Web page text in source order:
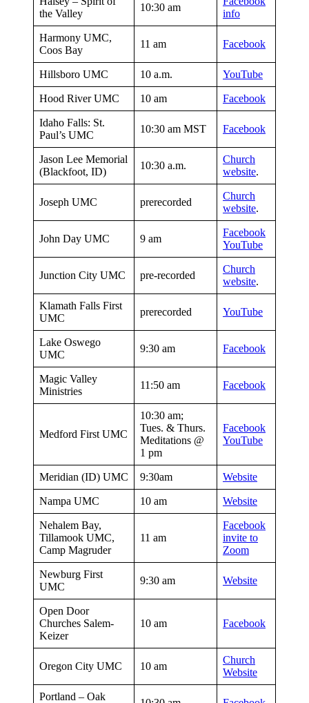
the Valley
10:30 am
info
Harmony UMC,
Coos Bay
11 am Facebook
Hillsboro UMC 10 a.m. YouTube
Hood River UMC 10 am Facebook
Idaho Falls: St.
Paul’s UMC
10:30 am MST Facebook
Jason Lee Memorial
(Blackfoot, ID)
10:30 a.m.
Church
website.
Joseph UMC prerecorded
Church
website.
John Day UMC 9 am
Facebook
YouTube
Junction City UMC pre-recorded
Church
website.
Klamath Falls First
UMC
prerecorded YouTube
Lake Oswego
UMC
9:30 am Facebook
Magic Valley
Ministries
11:50 am Facebook
Medford First UMC
10:30 am;
Tues. & Thurs.
Meditations @
1 pm
Facebook
YouTube
Meridian (ID) UMC 9:30am Website
Nampa UMC 10 am Website
Nehalem Bay,
Tillamook UMC,
Camp Magruder
11 am
Facebook
invite to
Zoom
Newburg First
UMC
9:30 am Website
Open Door
Churches Salem-
Keizer
10 am Facebook
Oregon City UMC 10 am
Church
Website
Portland – Oak